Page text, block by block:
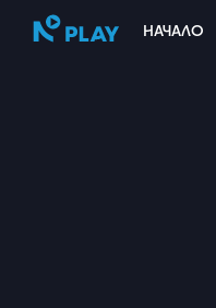
НАЧАЛО